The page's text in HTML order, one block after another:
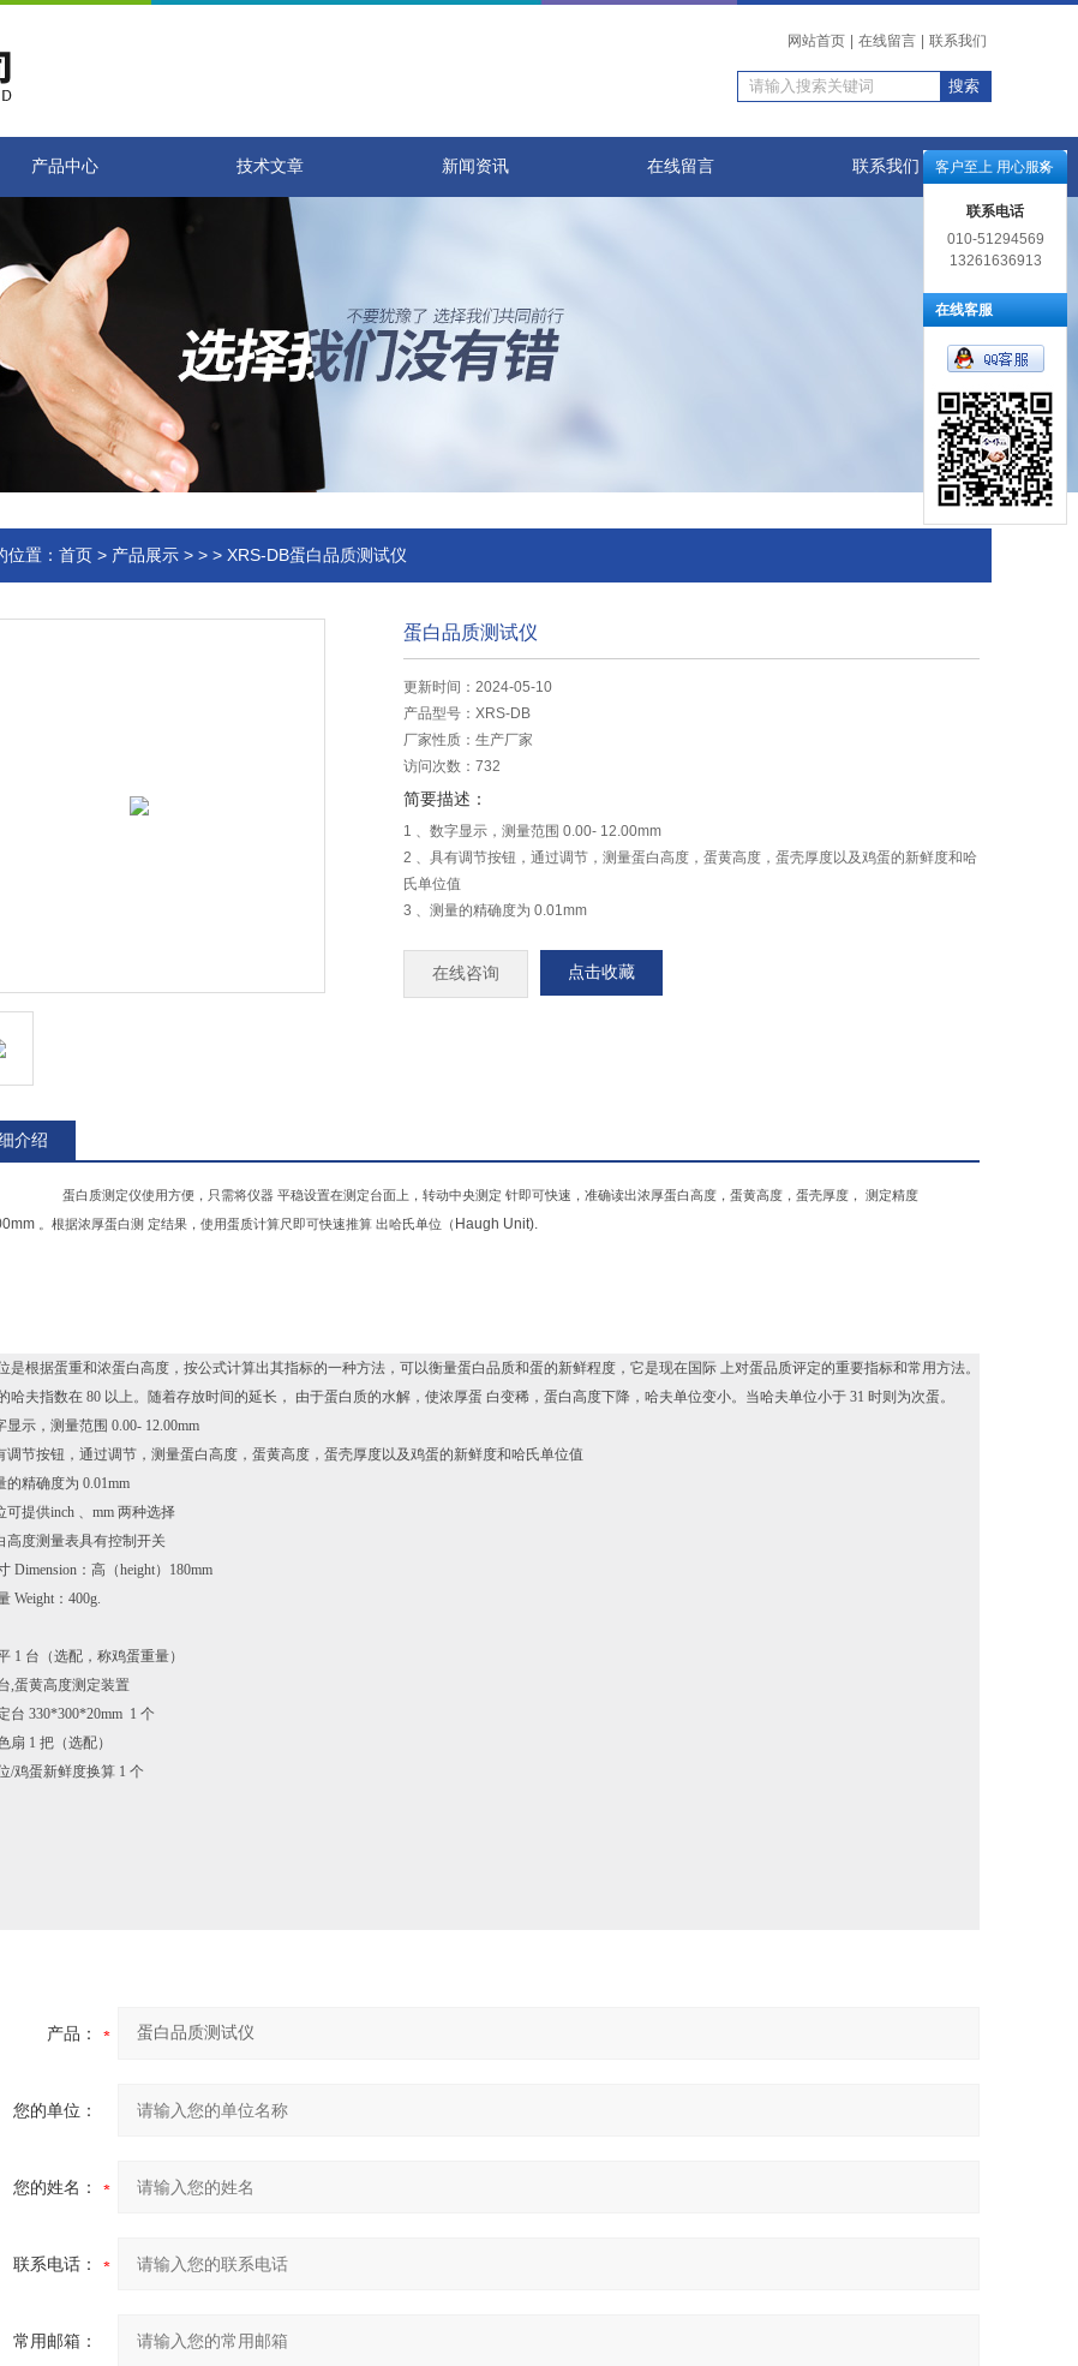
网站首页 在线留言 联系我们
产品中心 技术文章 新闻资讯 在线留言 联系我们
位置： 首页 > 产品展示 > > > XRS-DB蛋白品质测试仪
蛋白品质测试仪
更新时间：2024-05-10
产品型号： XRS-DB
厂家性质： 生产厂家
访问次数： 732
简要描述：
1 、数字显示，测量范围 0.00- 12.00mm
2 、具有调节按钮，通过调节，测量蛋白高度，蛋黄高度，蛋壳厚度以及鸡蛋的新鲜度和哈
氏单位值
3 、测量的精确度为 0.01mm
5 、蛋白高度测量表具有控制开关
在线咨询 点击收藏
介绍
蛋白质测定仪使用方便，只需将仪器 平稳设置在测定台面上，转动中央测定 针即可快速，准确读出浓厚蛋白高度，蛋黄高度，蛋壳厚度，
测定精度
。根据浓厚蛋白测 定结果，使用蛋质计算尺即可快速推算 出哈氏单位（ Haugh Unit).
是根据蛋重和浓蛋白高度，按公式计算出其指标的一种方法，可以衡量蛋白品质和蛋的新鲜程度，它是现在国际 上对蛋品质评定的重要指标和常用方法。
哈夫指数在 80 以上。随着存放时间的延长， 由于蛋白质的水解，使浓厚蛋 白变稀，蛋白高度下降，哈夫单位变小。当哈夫单位小于 31 时则为次蛋。
显示，测量范围 0.00- 12.00mm
调节按钮，通过调节，测量蛋白高度，蛋黄高度，蛋壳厚度以及鸡蛋的新鲜度和哈氏单位值
的精确度为 0.01mm
可提供inch 、mm 两种选择
高度测量表具有控制开关
Dimension：高（height）180mm
Weight：400g.
1 台（选配，称鸡蛋重量）
,蛋黄高度测定装置
台 330*300*20mm 1 个
扇 1 把（选配）
/鸡蛋新鲜度换算 1 个
产品：
您的单位：
您的姓名：
联系电话：
常用邮箱：
客户至上 用心服务
联系电话
010-51294569
13261636913
在线客服